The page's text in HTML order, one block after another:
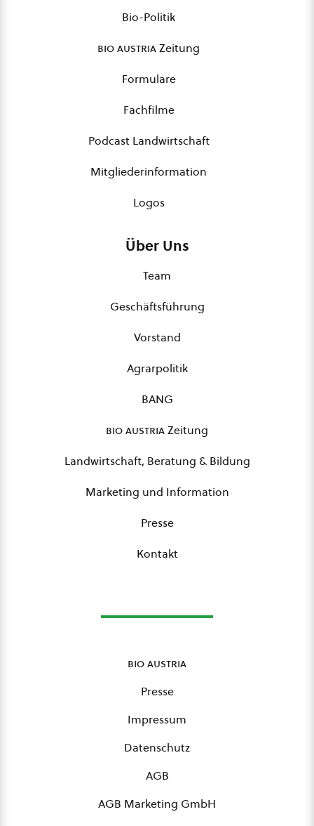
Bio-Politik
bio austriaZeitung
Formulare
Fachfilme
Podcast Landwirtschaft
Mitgliederinformation
Logos
Über Uns
Team
Geschäftsführung
Vorstand
Agrarpolitik
BANG
bio austriaZeitung
Landwirtschaft, Beratung & Bildung
Marketing und Information
Presse
Kontakt
bio austria
Presse
Impressum
Datenschutz
AGB
AGB Marketing GmbH